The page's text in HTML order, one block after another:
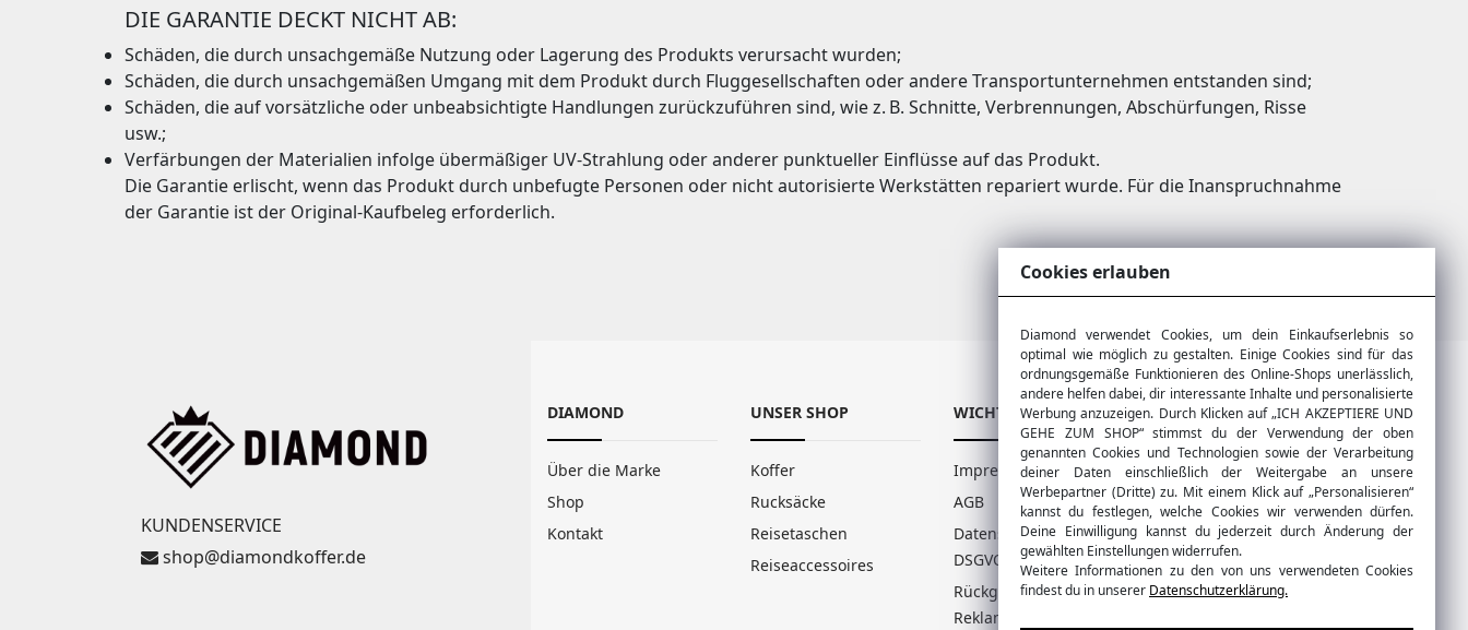
DIE GARANTIE DECKT NICHT AB:
Schäden, die durch unsachgemäße Nutzung oder Lagerung des Produkts verursacht wurden;
Schäden, die durch unsachgemäßen Umgang mit dem Produkt durch Fluggesellschaften oder andere Transportunternehmen entstanden sind;
Schäden, die auf vorsätzliche oder unbeabsichtigte Handlungen zurückzuführen sind, wie z. B. Schnitte, Verbrennungen, Abschürfungen, Risse
usw.;
Verfärbungen der Materialien infolge übermäßiger UV-Strahlung oder anderer punktueller Einflüsse auf das Produkt.
Die Garantie erlischt, wenn das Produkt durch unbefugte Personen oder nicht autorisierte Werkstätten repariert wurde. Für die Inanspruchnahme
der Garantie ist der Original-Kaufbeleg erforderlich.
KUNDENSERVICE
shop@diamondkoffer.de
DIAMOND
Über die Marke
Shop
Kontakt
UNSER SHOP
Koffer
Rucksäcke
Reisetaschen
Reiseaccessoires
WICHTIGE LINKS
Impressum
AGB
Datenschutz und
DSGVO
Rückgabe und
Reklamation
WEITERE LINKS
Produktbewertungen
Zahlungsmethoden
Versandmethoden
Schlosseinstellung
Cookies erlauben
Diamond verwendet Cookies, um dein Einkaufserlebnis so
optimal wie möglich zu gestalten. Einige Cookies sind für das
ordnungsgemäße Funktionieren des Online-Shops unerlässlich,
andere helfen dabei, dir interessante Inhalte und personalisierte
Werbung anzuzeigen. Durch Klicken auf „ICH AKZEPTIERE UND
GEHE ZUM SHOP“ stimmst du der Verwendung der oben
genannten Cookies und Technologien sowie der Verarbeitung
deiner Daten einschließlich der Weitergabe an unsere
Werbepartner (Dritte) zu. Mit einem Klick auf „Personalisieren“
kannst du festlegen, welche Cookies wir verwenden dürfen.
Deine Einwilligung kannst du jederzeit durch Änderung der
gewählten Einstellungen widerrufen.
Weitere Informationen zu den von uns verwendeten Cookies
findest du in unserer Datenschutzerklärung.